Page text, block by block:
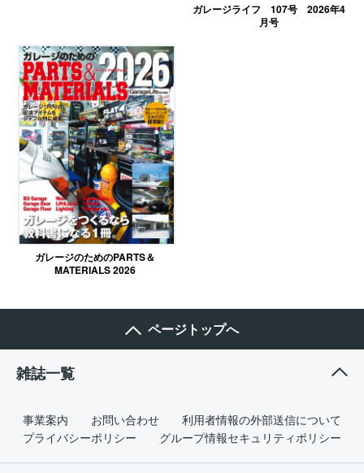
ガレージライフ 107号 2026年4
月号
ガレージのためのPARTS＆
MATERIALS 2026
ページトップへ
雑誌一覧
事業案内 お問い合わせ
利用者情報の外部送信について
プライバシーポリシー
グループ情報セキュリティポリシー